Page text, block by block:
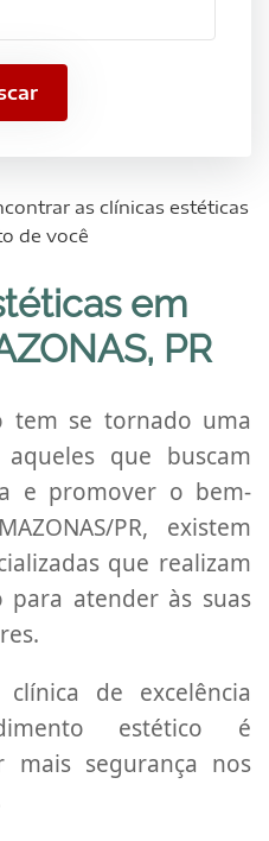
as clínicas estéticas
de você
em
PR
tem se tornado uma
que buscam
e promover o bem-
PR, existem
que realizam
para atender às suas
de excelência
estético é
mais segurança nos